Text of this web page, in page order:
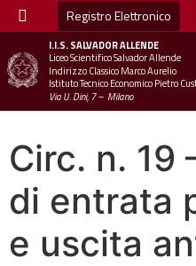
Registro Elettronico
I.I.S.SALVADOR ALLENDE
Liceo Scientifico Salvador Allende
Indirizzo Classico Marco Aurelio
Istituto Tecnico Economico Pietro
Via U. Dini, 7 – Milano
Circ. n. 19
di entrata
e uscita